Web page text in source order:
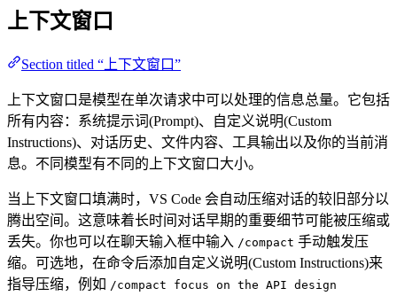
上下文窗口
Section titled “上下文窗口”
上下文窗口是模型在单次请求中可以处理的信息总量。它包括
所有内容：系统提示词(Prompt)、自定义说明(Custom
Instructions)、对话历史、文件内容、工具输出以及你的当前消
息。不同模型有不同的上下文窗口大小。
当上下文窗口填满时，VS Code 会自动压缩对话的较旧部分以
腾出空间。这意味着长时间对话早期的重要细节可能被压缩或
丢失。你也可以在聊天输入框中输入 /compact 手动触发压
缩。可选地，在命令后添加自定义说明(Custom Instructions)来
指导压缩，例如 /compact focus on the API design